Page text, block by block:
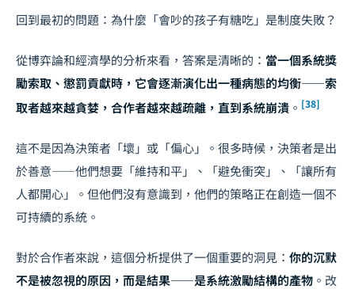
回到最初的問題：為什麼「會吵的孩子有糖吃」是制度失敗？
從博弈論和經濟學的分析來看，答案是清晰的： 當一個系統獎
勵索取、懲罰貢獻時，它會逐漸演化出一種病態的均衡——索
取者越來越貪婪，合作者越來越疏離，直到系統崩潰 。 [38]
這不是因為決策者「壞」或「偏心」。很多時候，決策者是出
於善意——他們想要「維持和平」、「避免衝突」、「讓所有
人都開心」。但他們沒有意識到，他們的策略正在創造一個不
可持續的系統。
對於合作者來說，這個分析提供了一個重要的洞見： 你的沉默
不是被忽視的原因，而是結果——是系統激勵結構的產物 。改